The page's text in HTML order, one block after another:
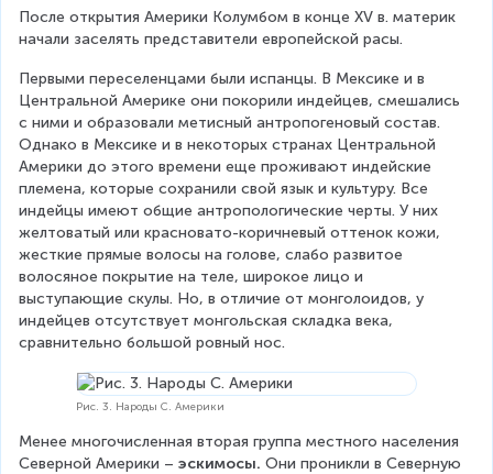
После открытия Америки Колумбом в конце XV в. материк
начали заселять представители европейской расы.
Первыми переселенцами были испанцы. В Мексике и в
Центральной Америке они покорили индейцев, смешались
с ними и образовали метисный антропогеновый состав.
Однако в Мексике и в некоторых странах Центральной
Америки до этого времени еще проживают индейские
племена, которые сохранили свой язык и культуру. Все
индейцы имеют общие антропологические черты. У них
желтоватый или красновато-коричневый оттенок кожи,
жесткие прямые волосы на голове, слабо развитое
волосяное покрытие на теле, широкое лицо и
выступающие скулы. Но, в отличие от монголоидов, у
индейцев отсутствует монгольская складка века,
сравнительно большой ровный нос.
Рис. 3. Народы С. Америки
Менее многочисленная вторая группа местного населения
Северной Америки – эскимосы. Они проникли в Северную